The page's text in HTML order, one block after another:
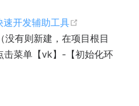
速开发辅助工具
没有则新建，在项目根目
击菜单【vk】-【初始化环